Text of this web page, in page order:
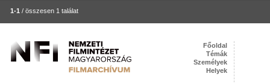
1-1 / összesen 1 találat
Főoldal
Témák
Személyek
Helyek